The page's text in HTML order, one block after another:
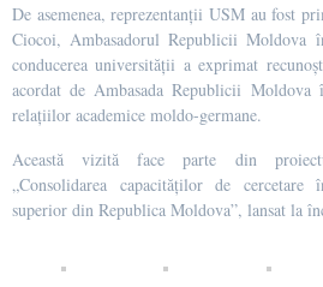
De asemenea, reprezentanții USM au fost
Ciocoi, Ambasadorul Republicii Moldova
conducerea universității a exprimat
acordat de Ambasada Republicii Moldova
relațiilor academice moldo-germane.
Această vizită face parte din
„Consolidarea capacităților de
superior din Republica Moldova”, lansat la